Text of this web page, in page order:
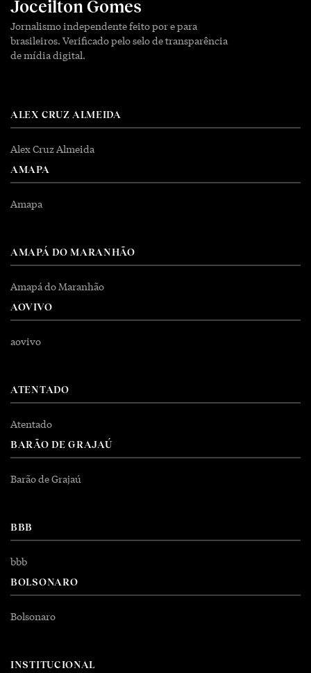
Joceilton Gomes
Jornalismo independente feito por e para
brasileiros. Verificado pelo selo de transparência
de mídia digital.
ALEX CRUZ ALMEIDA
Alex Cruz Almeida
AMAPA
Amapa
AMAPÁ DO MARANHÃO
Amapá do Maranhão
AOVIVO
aovivo
ATENTADO
Atentado
BARÃO DE GRAJAÚ
Barão de Grajaú
BBB
bbb
BOLSONARO
Bolsonaro
INSTITUCIONAL